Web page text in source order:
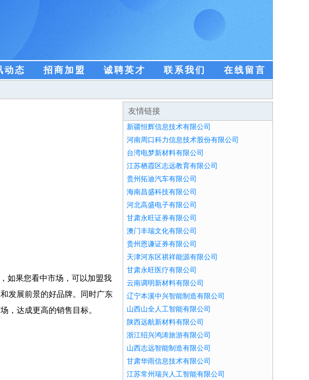
动态 招商加盟 诚聘英才 联系我们 在线留言
如果您看中市场，可以加盟我
发展前景的好品牌。同时广东
，达成更高的销售目标。
友情链接
新疆恒辉信息技术有限公司
河南周口科力信息技术股份有限公司
台湾电梦新材料有限公司
江苏栖霞区志远教育有限公司
贵州拓迪汽车有限公司
海南昌盛科技有限公司
河北高盛电子有限公司
甘肃永旺证券有限公司
澳门丰瑞文化有限公司
贵州恩谦证券有限公司
天津河东区祺祥能源有限公司
甘肃永旺医疗有限公司
云南调明新材料有限公司
辽宁本溪中兴智能制造有限公司
山西山全人工智能有限公司
陕西远航新材料有限公司
浙江绍兴鸿涛旅游有限公司
山西志远智能制造有限公司
甘肃华雨信息技术有限公司
江苏常州瑞兴人工智能有限公司